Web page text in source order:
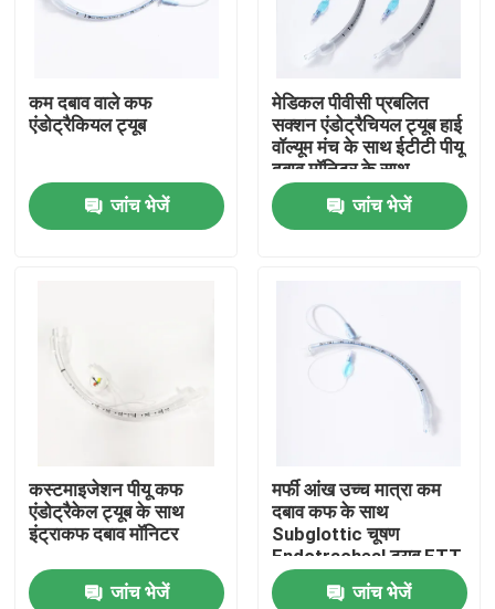
वीआर दिखाएँ
फैक्टरी यात्रा
गुणवत्ता नियंत्रण
कम दबाव वाले कफ
एंडोट्रैकियल ट्यूब
जांच भेजें
मेडिकल पीवीसी प्रबलित
सक्शन एंडोट्रैचियल ट्यूब हाई
वॉल्यूम मंच के साथ ईटीटी पीयू
दबाव मॉनिटर के साथ
जांच भेजें
कस्टमाइजेशन पीयू कफ
एंडोट्रैकेल ट्यूब के साथ
इंट्राकफ दबाव मॉनिटर
जांच भेजें
मर्फी आंख उच्च मात्रा कम
दबाव कफ के साथ
Subglottic चूषण
Endotracheal ट्यूब ETT
जांच भेजें